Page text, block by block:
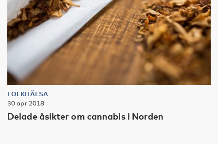
FOLKHÄLSA
30 apr 2018
Delade åsikter om cannabis i Norden